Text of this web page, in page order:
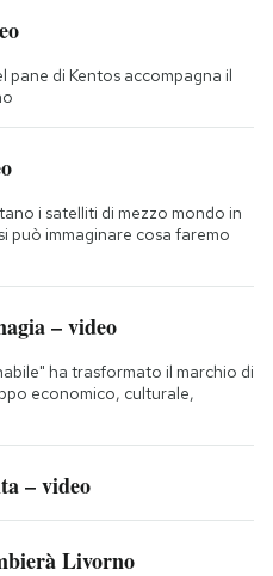
pane di Kentos accompagna il
i satelliti di mezzo mondo in
può immaginare cosa faremo
– video
ha trasformato il marchio di
economico, culturale,
– video
Livorno